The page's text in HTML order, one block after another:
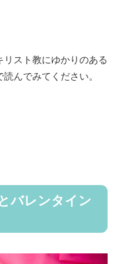
スト教にゆかりのある
んでみてください。
バレンタイン